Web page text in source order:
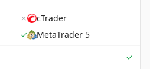
✗
cTrader
✓
MetaTrader 5
✓